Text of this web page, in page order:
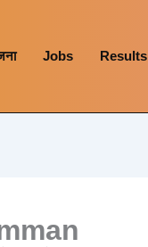
Jobs Results